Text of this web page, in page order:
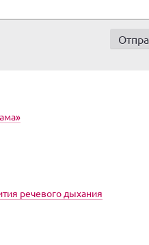
речевого дыхания